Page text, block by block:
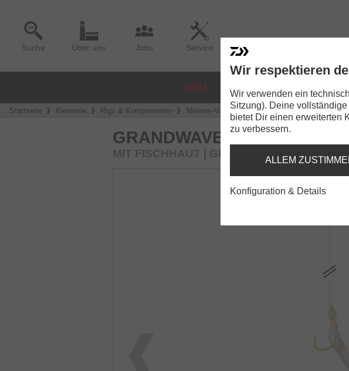
Suche Über uns Jobs Service
NEU
Startseite Kleinteile Rigs & Komponenten Meeres-Vorfächer GrandWave Herings-
GRANDWAVE HERINGS-
MIT FISCHHAUT | GLOW
Wir respektieren
Wir verwenden ein
Sitzung). Deine
bietet Dir einen erweiterten
zu verbessern.
ALLEM
Konfiguration & Details